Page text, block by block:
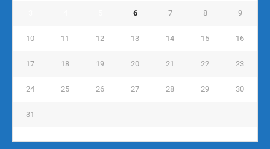
6 7 8 9
10 11 12 13 14 15 16
17 18 19 20 21 22 23
24 25 26 27 28 29 30
31